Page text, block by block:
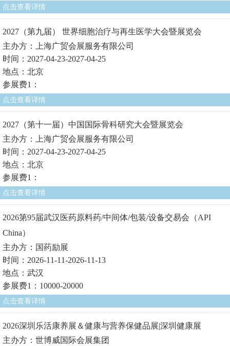
点击查看详情
2027（第九届） 世界细胞治疗与再生医学大会暨展览会
主办方：上海广贸会展服务有限公司
时间：2027-04-23-2027-04-25
地点：北京
参展费1：
点击查看详情
2027（第十一届）中国国际骨科研究大会暨展览会
主办方：上海广贸会展服务有限公司
时间：2027-04-23-2027-04-25
地点：北京
参展费1：
点击查看详情
2026第95届武汉医药原料药/中间体/包装/设备交易会（API
China）
主办方：国药励展
时间：2026-11-11-2026-11-13
地点：武汉
参展费1：10000-20000
点击查看详情
2026深圳乐活康养展＆健康与营养保健品展|深圳健康展
主办方：世博威国际会展集团